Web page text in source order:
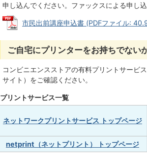
申し込んでください。ファックスによる申し込
市民出前講座申込書 (PDFファイル:
ご自宅にプリンターをお持ちでない
コンビニエンスストアの有料プリントサービ
サイト）をご確認ください。
プリントサービス一覧
ネットワークプリントサービス トップページ
netprint（ネットプリント） トップページ